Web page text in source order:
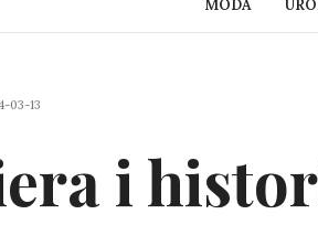
MODA
03-13
i